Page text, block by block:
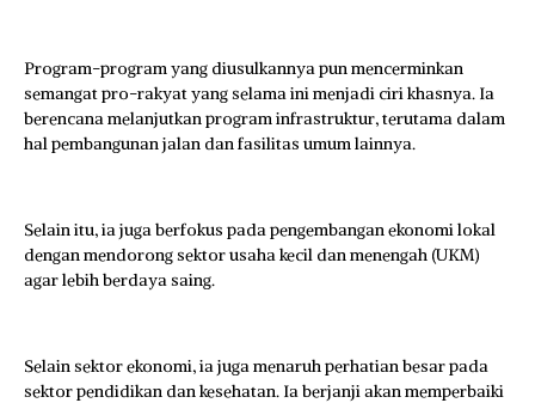
Program-program yang diusulkannya pun mencerminkan
semangat pro-rakyat yang selama ini menjadi ciri khasnya. Ia
berencana melanjutkan program infrastruktur, terutama dalam
hal pembangunan jalan dan fasilitas umum lainnya.
Selain itu, ia juga berfokus pada pengembangan ekonomi lokal
dengan mendorong sektor usaha kecil dan menengah (UKM)
agar lebih berdaya saing.
Selain sektor ekonomi, ia juga menaruh perhatian besar pada
sektor pendidikan dan kesehatan. Ia berjanji akan memperbaiki